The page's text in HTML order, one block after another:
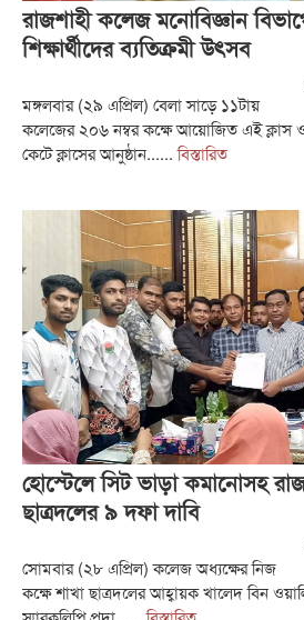
রাজশাহী কলেজ মনোবিজ্ঞান
শিক্ষার্থীদের ব্যতিক্রমী উৎসব
মঙ্গলবার (২৯ এপ্রিল) বেলা সাড়ে ১১টায়
কলেজের ২০৬ নম্বর কক্ষে আয়োজিত এই ক্লাস
কেটে ক্লাসের আনুষ্ঠান......বিস্তারিত
হোস্টেলে সিট ভাড়া কমানোসহ
ছাত্রদলের ৯ দফা দাবি
সোমবার (২৮ এপ্রিল) কলেজ অধ্যক্ষের নিজ
কক্ষে শাখা ছাত্রদলের আহ্বায়ক খালেদ বিন